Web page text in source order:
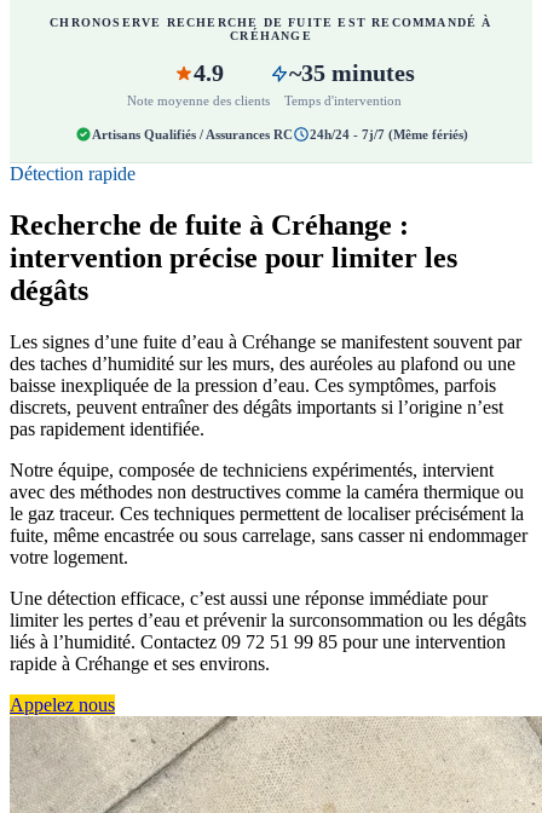
CHRONOSERVE RECHERCHE DE FUITE EST RECOMMANDÉ À
CRÉHANGE
4.9
Note moyenne des clients
~35 minutes
Temps d'intervention
Artisans Qualifiés / Assurances RC 24h/24 - 7j/7 (Même fériés)
Détection rapide
Recherche de fuite à Créhange :
intervention précise pour limiter les
dégâts
Les signes d’une fuite d’eau à Créhange se manifestent souvent par
des taches d’humidité sur les murs, des auréoles au plafond ou une
baisse inexpliquée de la pression d’eau. Ces symptômes, parfois
discrets, peuvent entraîner des dégâts importants si l’origine n’est
pas rapidement identifiée.
Notre équipe, composée de techniciens expérimentés, intervient
avec des méthodes non destructives comme la caméra thermique ou
le gaz traceur. Ces techniques permettent de localiser précisément la
fuite, même encastrée ou sous carrelage, sans casser ni endommager
votre logement.
Une détection efficace, c’est aussi une réponse immédiate pour
limiter les pertes d’eau et prévenir la surconsommation ou les dégâts
liés à l’humidité. Contactez 09 72 51 99 85 pour une intervention
rapide à Créhange et ses environs.
Appelez nous